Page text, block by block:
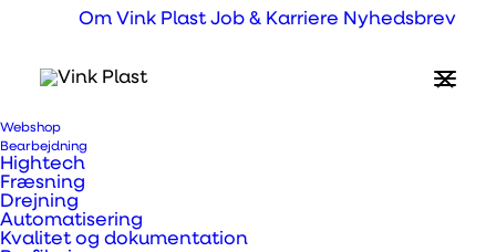
Om Vink Plast Job & Karriere Nyhedsbrev
Webshop
Bearbejdning
Hightech
Fræsning
Drejning
Automatisering
Kvalitet og dokumentation
Hvad er Tivar™ ECO?
Tivar™ ECO er delvis produceret af
regenereret PE 1000 materiale. Tivar™ ECO